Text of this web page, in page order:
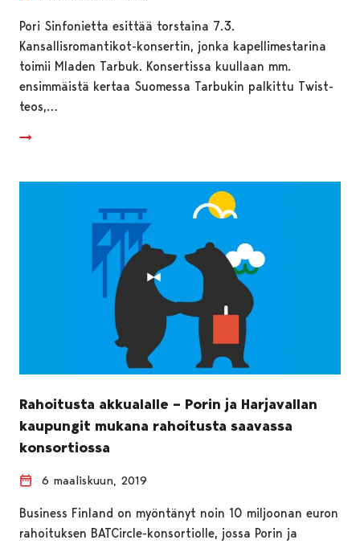
Pori Sinfonietta esittää torstaina 7.3.
Kansallisromantikot-konsertin, jonka kapellimestarina
toimii Mladen Tarbuk. Konsertissa kuullaan mm.
ensimmäistä kertaa Suomessa Tarbukin palkittu Twist-
teos,…
Rahoitusta akkualalle – Porin ja Harjavallan
kaupungit mukana rahoitusta saavassa
konsortiossa
6 maaliskuun, 2019
Business Finland on myöntänyt noin 10 miljoonan euron
rahoituksen BATCircle-konsortiolle, jossa Porin ja